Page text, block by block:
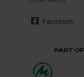
Facebook